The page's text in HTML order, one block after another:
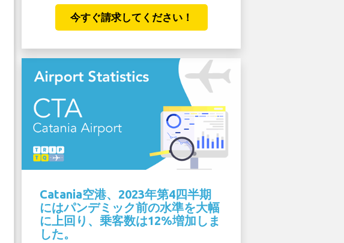
今すぐ請求してください！
Catania空港、2023年第4四半期
にはパンデミック前の水準を大幅
に上回り、乗客数は12%増加しま
した。